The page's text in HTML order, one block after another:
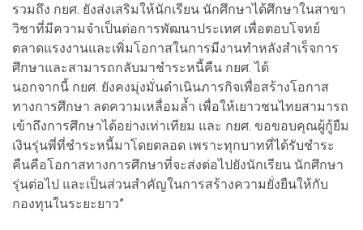
รวมถึง กยศ. ยังส่งเสริมให้นักเรียน นักศึกษาได้ศึกษาในสาขา
วิชาที่มีความจำเป็นต่อการพัฒนาประเทศ เพื่อตอบโจทย์
ตลาดแรงงานและเพิ่มโอกาสในการมีงานทำหลังสำเร็จการ
ศึกษาและสามารถกลับมาชำระหนี้คืน กยศ. ได้
นอกจากนี้ กยศ. ยังคงมุ่งมั่นดำเนินภารกิจเพื่อสร้างโอกาส
ทางการศึกษา ลดความเหลื่อมล้ำ เพื่อให้เยาวชนไทยสามารถ
เข้าถึงการศึกษาได้อย่างเท่าเทียม และ กยศ. ขอขอบคุณผู้กู้ยืม
เงินรุ่นพี่ที่ชำระหนี้มาโดยตลอด เพราะทุกบาทที่ได้รับชำระ
คืนคือโอกาสทางการศึกษาที่จะส่งต่อไปยังนักเรียน นักศึกษา
รุ่นต่อไป และเป็นส่วนสำคัญในการสร้างความยั่งยืนให้กับ
กองทุนในระยะยาว”